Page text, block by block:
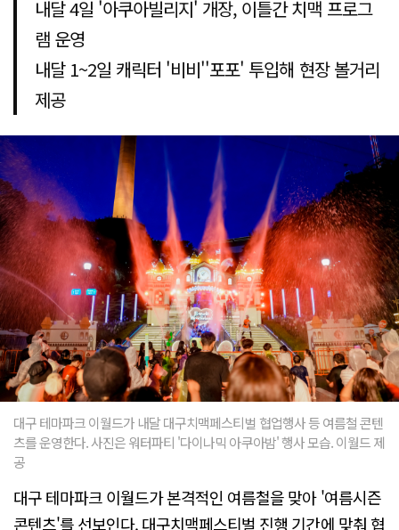
내달 4일 '아쿠아빌리지' 개장, 이틀간 치맥 프로그
램 운영
내달 1~2일 캐릭터 '비비''포포' 투입해 현장 볼거리
제공
대구 테마파크 이월드가 내달 대구치맥페스티벌 협업행사 등 여름철 콘텐
츠를 운영한다. 사진은 워터파티 '다이나믹 아쿠아밤' 행사 모습. 이월드 제
공
대구 테마파크 이월드가 본격적인 여름철을 맞아 '여름시즌
콘텐츠'를 선보인다. 대구치맥페스티벌 진행 기간에 맞춰 협